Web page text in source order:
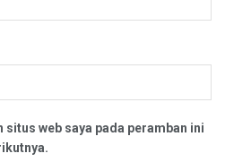
situs web saya pada peramban ini